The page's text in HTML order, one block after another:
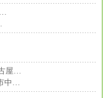
屋…
中…